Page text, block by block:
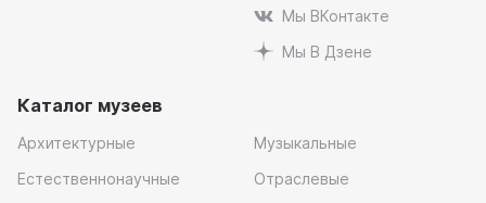
Мы ВКонтакте
Мы В Дзене
Каталог музеев
Архитектурные
Естественнонаучные
Музыкальные
Отраслевые